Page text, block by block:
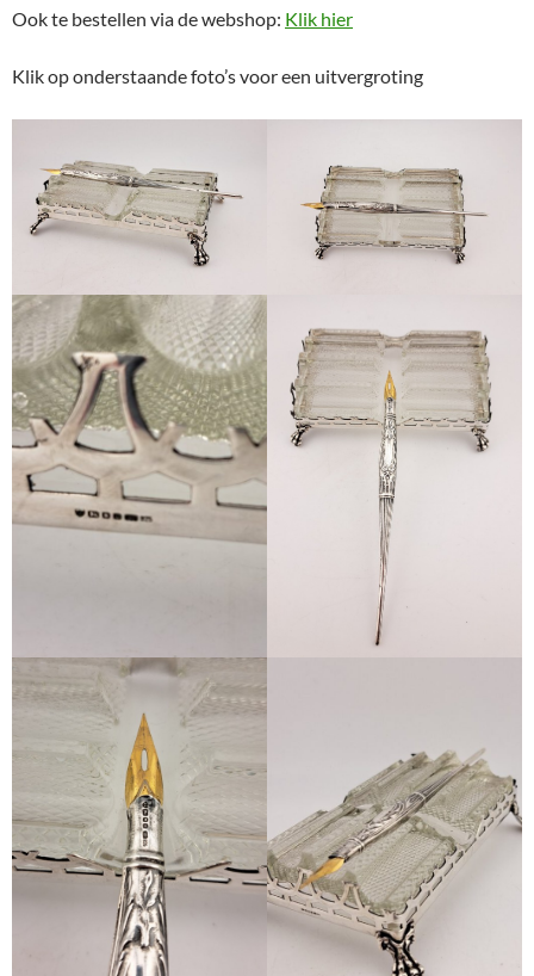
Ook te bestellen via de webshop: Klik hier
Klik op onderstaande foto’s voor een uitvergroting